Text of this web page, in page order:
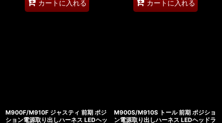
カートに入れる カートに入れる
M900F/M910F ジャスティ 前期 ポジ
ション電源取り出しハーネス LEDヘッ
M900S/M910S トール 前期 ポジショ
ン電源取り出しハーネス LEDヘッドラ